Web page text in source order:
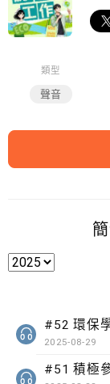
類型
聲音
2025-08-29